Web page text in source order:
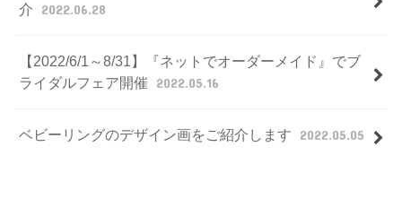
介
2022.06.28
【2022/6/1～8/31】『ネットでオーダーメイド』でブ
ライダルフェア開催
2022.05.16
ベビーリングのデザイン画をご紹介します 2022.05.05